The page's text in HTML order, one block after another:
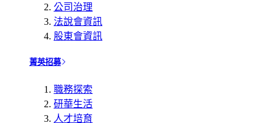
公司治理
法說會資訊
股東會資訊
菁英招募
職務探索
研華生活
人才培育